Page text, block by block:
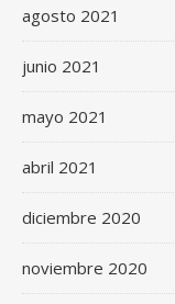
agosto 2021
junio 2021
mayo 2021
abril 2021
diciembre 2020
noviembre 2020